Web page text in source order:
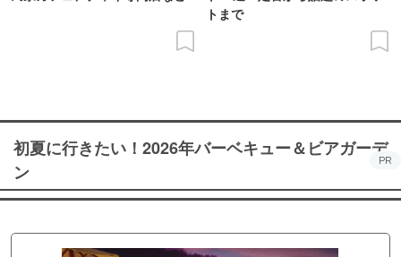
トまで
初夏に行きたい！2026年バーベキュー＆ビアガーデ
ン
PR